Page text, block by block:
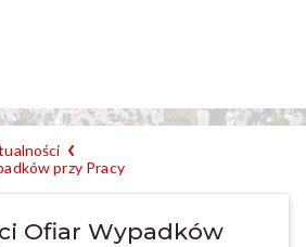
przy Pracy
Ofiar Wypadków